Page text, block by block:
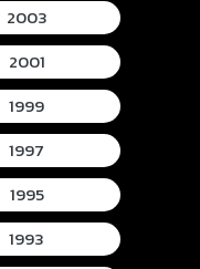
2003
2001
1999
1997
1995
1993